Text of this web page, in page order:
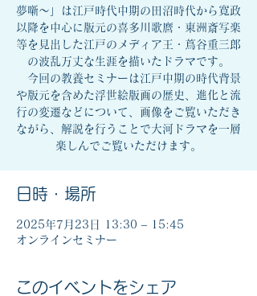
夢噺〜」は江戸時代中期の田沼時代から寛政
以降を中心に版元の喜多川歌麿・東洲斎写楽
等を見出した江戸のメディア王・蔦谷重三郎
の波乱万丈な生涯を描いたドラマです。
今回の教養セミナーは江戸中期の時代背景
や版元を含めた浮世絵版画の歴史、進化と流
行の変遷などについて、画像をご覧いただき
ながら、解説を行うことで大河ドラマを一層
楽しんでご覧いただけます。
日時・場所
2025年7月23日 13:30 – 15:45
オンラインセミナー
このイベントをシェア